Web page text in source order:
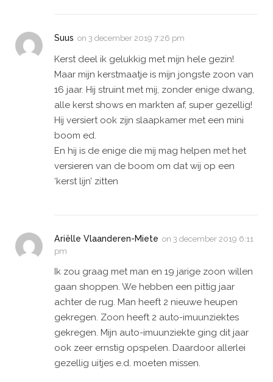
Suus on 3 december 2019 7:26 pm
Kerst deel ik gelukkig met mijn hele gezin!
Maar mijn kerstmaatje is mijn jongste zoon van
16 jaar. Hij struint met mij, zonder enige dwang,
alle kerst shows en markten af, super gezellig!
Hij versiert ook zijn slaapkamer met een mini
boom ed.
En hij is de enige die mij mag helpen met het
versieren van de boom om dat wij op een
‘kerst lijn’ zitten
Ariëlle Vlaanderen-Miete on 3 december 2019 6:11
pm
Ik zou graag met man en 19 jarige zoon willen
gaan shoppen. We hebben een pittig jaar
achter de rug. Man heeft 2 nieuwe heupen
gekregen. Zoon heeft 2 auto-imuunziektes
gekregen. Mijn auto-imuunziekte ging dit jaar
ook zeer ernstig opspelen. Daardoor allerlei
gezellig uitjes e.d. moeten missen.